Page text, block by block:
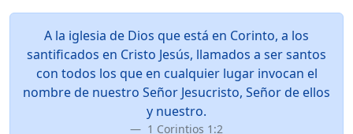
A la iglesia de Dios que está en Corinto, a los
santificados en Cristo Jesús, llamados a ser santos
con todos los que en cualquier lugar invocan el
nombre de nuestro Señor Jesucristo, Señor de ellos
y nuestro.
1 Corintios 1:2